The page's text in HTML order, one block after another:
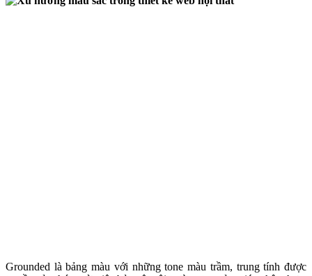
Grounded là bảng màu với những tone màu trầm, trung tính được